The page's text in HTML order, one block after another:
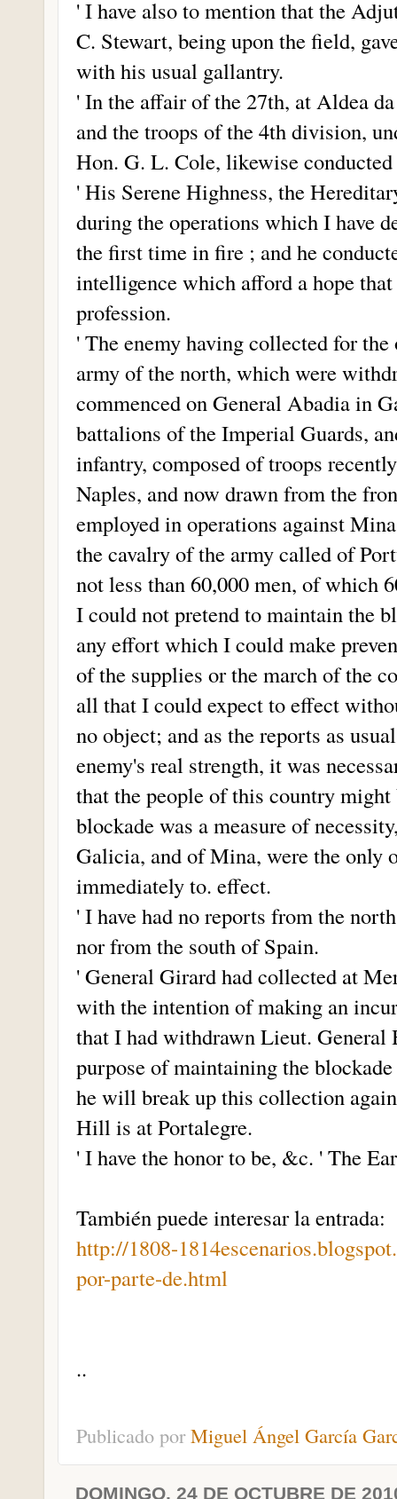
' I have also to mention that the
C. Stewart, being upon the field,
with his usual gallantry.
' In the affair of the 27th, at Aldea
and the troops of the 4th division,
Hon. G. L. Cole, likewise
' His Serene Highness, the
during the operations which I have
the first time in fire ; and he
intelligence which afford a hope
profession.
' The enemy having collected for
army of the north, which were
commenced on General Abadia in
battalions of the Imperial Guards,
infantry, composed of troops
Naples, and now drawn from the
employed in operations against
the cavalry of the army called of
not less than 60,000 men, of which
I could not pretend to maintain the
any effort which I could make
of the supplies or the march of the
all that I could expect to effect
no object; and as the reports as
enemy's real strength, it was
that the people of this country
blockade was a measure of
Galicia, and of Mina, were the only
immediately to. effect.
' I have had no reports from the
nor from the south of Spain.
' General Girard had collected at
with the intention of making an
that I had withdrawn Lieut.
purpose of maintaining the
he will break up this collection
Hill is at Portalegre.
' I have the honor to be, &c. ' The
También puede interesar la
http://1808-
por-parte-de.html
..
Publicado porMiguel Ángel García
DOMINGO, 24 DE OCTUBRE DE